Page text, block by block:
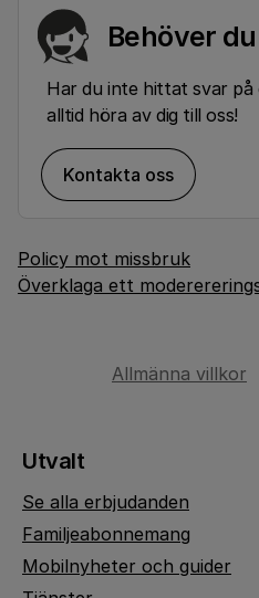
Behöver
Har du inte hittat svar på
alltid höra av dig till oss!
Kontakta oss
Policy mot missbruk
Överklaga ett
Allmänna villkor
Utvalt
Se alla erbjudanden
Familjeabonnemang
Mobilnyheter och guider